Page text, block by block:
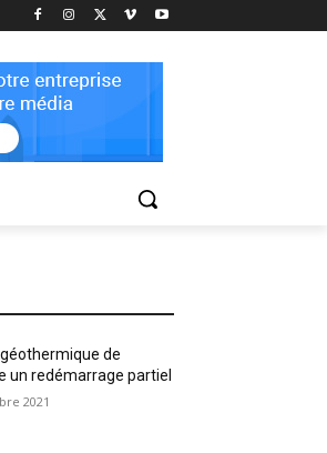
de
un redémarrage partiel
2021